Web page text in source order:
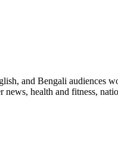
and Bengali audiences
news, health and fitness,